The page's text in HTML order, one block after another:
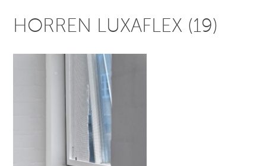
HORREN LUXAFLEX (19)